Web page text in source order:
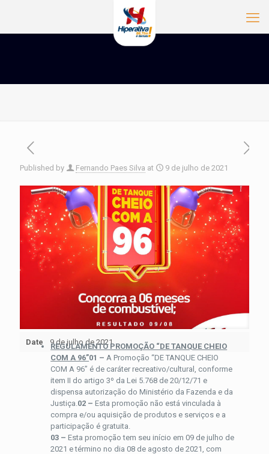
Published by Fernando Paes Silva at 9 de julho de 2021
Date 9 de julho de 2021
REGULAMENTO PROMOÇÃO “DE TANQUE CHEIO
COM A 96”01 – A Promoção “DE TANQUE CHEIO
COM A 96” é de caráter recreativo/cultural, conforme
item II do artigo 3º da Lei 5.768 de 20/12/71 e
dispensa autorização do Ministério da Fazenda e da
Justiça. 02 – Esta promoção não está vinculada à
compra e/ou aquisição de produtos e serviços e a
participação é gratuita.
03 – Esta promoção tem seu início em 09 de julho de
2021 e término no dia 08 de agosto de 2021, com